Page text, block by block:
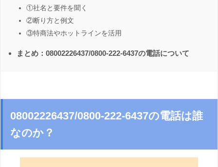
①社名と要件を聞く
②断り方と例文
③特商法やホットラインを活用
まとめ：08002226437/0800-222-6437の電話について
08002226437/0800-222-6437の電話は誰
なのか？